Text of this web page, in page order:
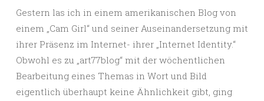
Gestern las ich in einem amerikanischen Blog von
einem „Cam Girl“ und seiner Auseinandersetzung mit
ihrer Präsenz im Internet- ihrer „Internet Identity.“
Obwohl es zu „art77blog“ mit der wöchentlichen
Bearbeitung eines Themas in Wort und Bild
eigentlich überhaupt keine Ähnlichkeit gibt, ging